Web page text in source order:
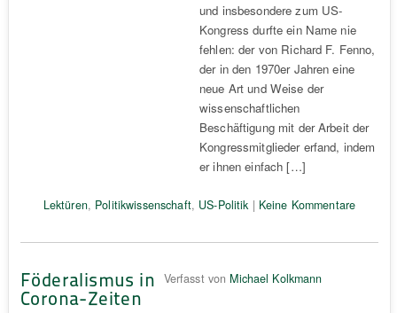
und insbesondere zum US-
Kongress durfte ein Name nie
fehlen: der von Richard F. Fenno,
der in den 1970er Jahren eine
neue Art und Weise der
wissenschaftlichen
Beschäftigung mit der Arbeit der
Kongressmitglieder erfand, indem
er ihnen einfach […]
Lektüren, Politikwissenschaft, US-Politik | Keine Kommentare
Föderalismus in
Corona-Zeiten
Verfasst von Michael Kolkmann